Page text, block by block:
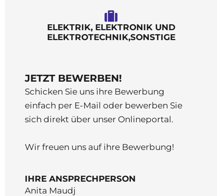
ELEKTRIK, ELEKTRONIK UND
ELEKTROTECHNIK,SONSTIGE
JETZT BEWERBEN!
Schicken Sie uns ihre Bewerbung
einfach per E-Mail oder bewerben Sie
sich direkt über unser Onlineportal.
Wir freuen uns auf ihre Bewerbung!
IHRE ANSPRECHPERSON
Anita Maudj